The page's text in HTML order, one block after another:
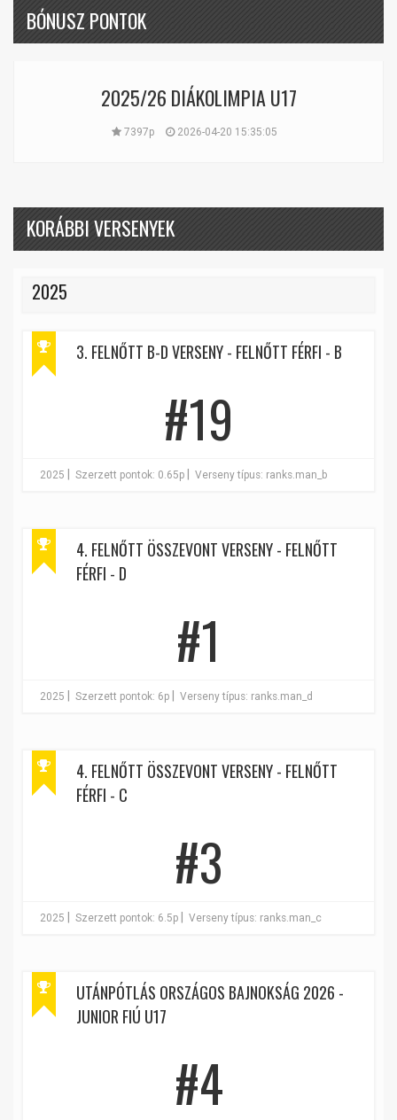
BÓNUSZ PONTOK
2025/26 DIÁKOLIMPIA U17
7397p 2026-04-20 15:35:05
KORÁBBI VERSENYEK
2025
3. FELNŐTT B-D VERSENY - FELNŐTT FÉRFI - B
#19
2025 Szerzett pontok: 0.65p Verseny típus: ranks.man_b
4. FELNŐTT ÖSSZEVONT VERSENY - FELNŐTT
FÉRFI - D
#1
2025 Szerzett pontok: 6p Verseny típus: ranks.man_d
4. FELNŐTT ÖSSZEVONT VERSENY - FELNŐTT
FÉRFI - C
#3
2025 Szerzett pontok: 6.5p Verseny típus: ranks.man_c
UTÁNPÓTLÁS ORSZÁGOS BAJNOKSÁG 2026 -
JUNIOR FIÚ U17
#4